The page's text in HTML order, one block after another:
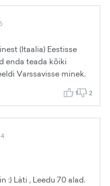
(Itaalia) Eestisse
enda teada kõiki
Varssavisse minek.
1 2
:) Läti , Leedu 70 alad.